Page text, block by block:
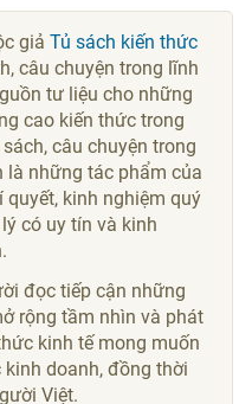
giảTủ sách kiến thức
câu chuyện trong lĩnh
tư liệu cho những
cao kiến thức trong
câu chuyện trong
là những tác phẩm của
kinh nghiệm quý
có uy tín và kinh
đọc tiếp cận những
rộng tầm nhìn và phát
kinh tế mong muốn
doanh, đồng thời
Việt.